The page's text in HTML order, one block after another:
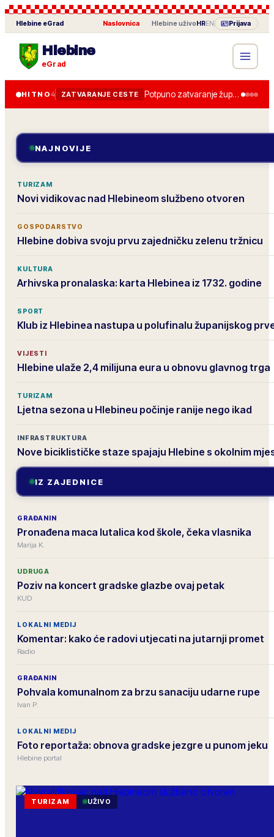
Hlebine eGrad Naslovnica HlebineuživoHREN Prijava
Hlebine
eGrad
HITNO 4 ZATVARANJE CESTE Potpuno zatvaranje županijske ceste od 28. lipnja, obilazak je uređen.
NAJNOVIJE
TURIZAM
Novi vidikovac nad Hlebineom službeno otvoren
GOSPODARSTVO
Hlebine dobiva svoju prvu zajedničku zelenu tržnicu
KULTURA
Arhivska pronalaska: karta Hlebinea iz 1732. godine
SPORT
Klub iz Hlebinea nastupa u polufinalu županijskog
VIJESTI
Hlebine ulaže 2,4 milijuna eura u obnovu glavnog trga
TURIZAM
Ljetna sezona u Hlebineu počinje ranije nego ikad
INFRASTRUKTURA
Nove biciklističke staze spajaju Hlebine s okolnim
IZ ZAJEDNICE
GRAĐANIN
Pronađena maca lutalica kod škole, čeka vlasnika
Marija K.
UDRUGA
Poziv na koncert gradske glazbe ovaj petak
KUD
LOKALNI MEDIJ
Komentar: kako će radovi utjecati na jutarnji promet
Radio
GRAĐANIN
Pohvala komunalnom za brzu sanaciju udarne rupe
Ivan P.
LOKALNI MEDIJ
Foto reportaža: obnova gradske jezgre u punom jeku
Hlebine portal
TURIZAM UŽIVO